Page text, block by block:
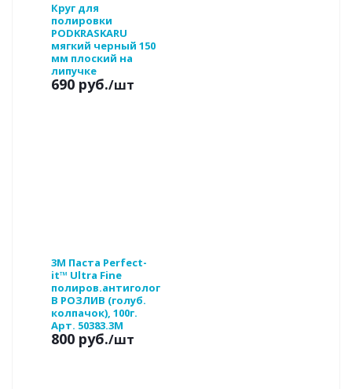
Круг для
полировки
PODKRASKARU
мягкий черный 150
мм плоский на
липучке
690 руб./шт
3М Паста Perfect-
it™ Ultra Fine
полиров.антигологр.
В РОЗЛИВ (голуб.
колпачок), 100г.
Арт. 50383.3M
800 руб./шт